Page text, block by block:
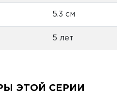
5.3 см
5 лет
ЭТОЙ СЕРИИ